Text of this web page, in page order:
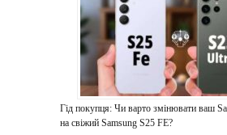
Гід покупця: Чи варто змінювати ваш
на свіжий Samsung S25 FE?